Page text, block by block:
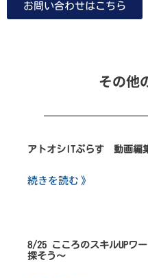
お問い合わせはこちら
その他
アトオシITぷらす 動画編
続きを読む 》
8/25 こころのスキルUPワ
探そう～